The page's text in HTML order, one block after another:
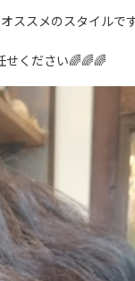
ススメのスタイル
ください🌈🌈🌈